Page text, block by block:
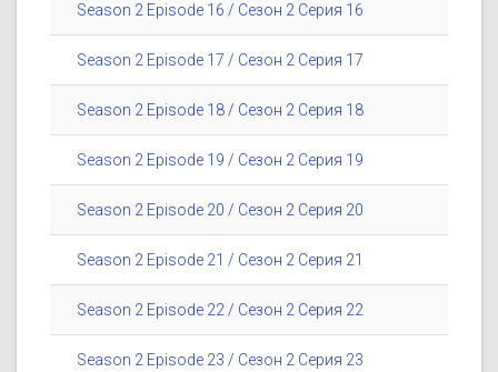
Season 2 Episode 16 / Сезон 2 Серия 16
Season 2 Episode 17 / Сезон 2 Серия 17
Season 2 Episode 18 / Сезон 2 Серия 18
Season 2 Episode 19 / Сезон 2 Серия 19
Season 2 Episode 20 / Сезон 2 Серия 20
Season 2 Episode 21 / Сезон 2 Серия 21
Season 2 Episode 22 / Сезон 2 Серия 22
Season 2 Episode 23 / Сезон 2 Серия 23